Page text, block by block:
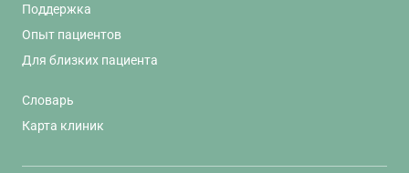
Поддержка
Опыт пациентов
Для близких пациента
Словарь
Карта клиник